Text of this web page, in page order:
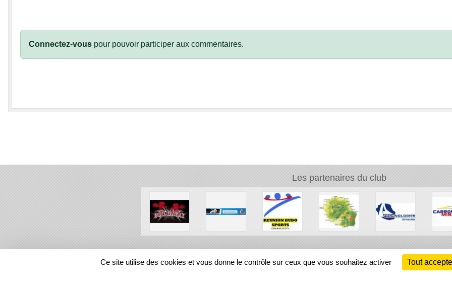
Connectez-vous pour pouvoir participer aux commentaires.
Les partenaires du club
REGIONS
Ce site utilise des cookies et vous donne le contrôle sur ceux que vous souhaitez activer Tout